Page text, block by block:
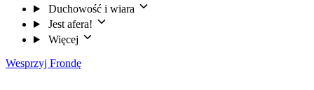
Duchowość i wiara
Jest afera!
Więcej
Wesprzyj Frondę